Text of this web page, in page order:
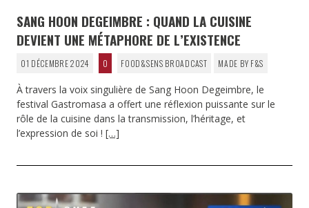
SANG HOON DEGEIMBRE : QUAND LA CUISINE
DEVIENT UNE MÉTAPHORE DE L’EXISTENCE
01 DÉCEMBRE 2024 0 FOOD&SENS BROADCAST MADE BY F&S
À travers la voix singulière de Sang Hoon Degeimbre, le
festival Gastromasa a offert une réflexion puissante sur le
rôle de la cuisine dans la transmission, l’héritage, et
l’expression de soi ! […]